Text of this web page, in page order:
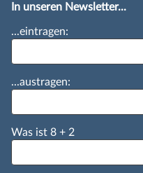
In unseren Newsletter...
...eintragen:
...austragen:
Was ist 8 + 2